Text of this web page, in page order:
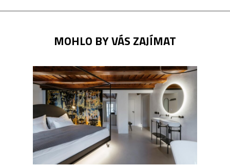
MOHLO BY VÁS ZAJÍMAT